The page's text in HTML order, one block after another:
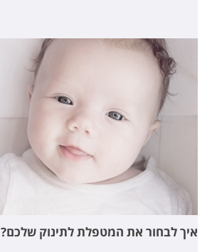
איך לבחור את המטפלת לתינוק שלכם?